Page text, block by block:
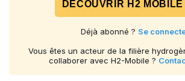
DÉCOUVRIR H2 MOBILE
Déjà abonné ? Se
Vous êtes un acteur de la filière
collaborer avec H2-Mobile ?